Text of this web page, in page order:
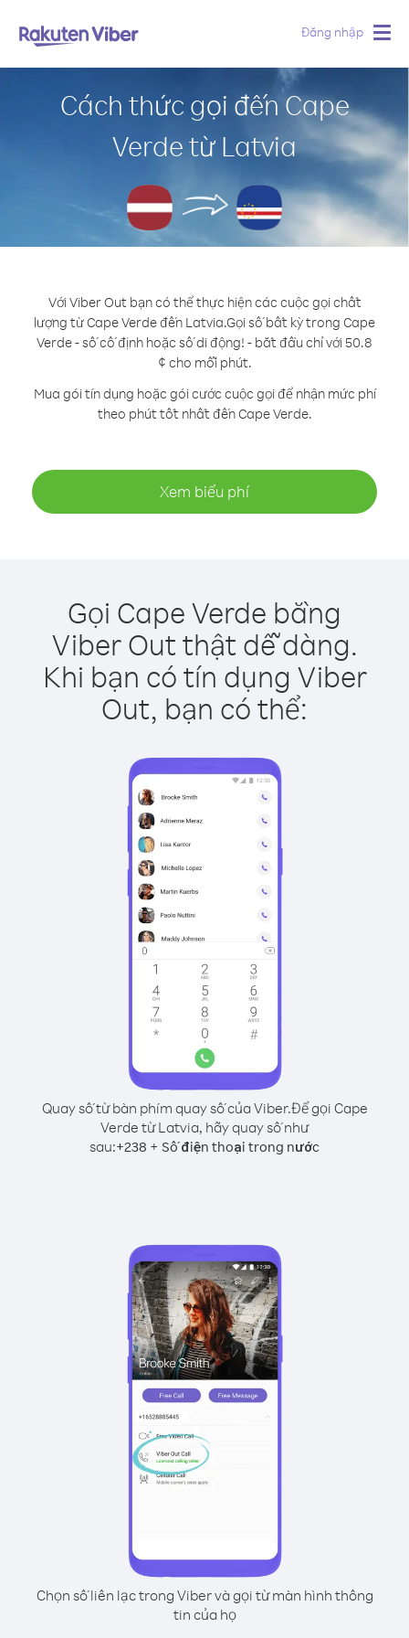
Đăng nhập
Cách thức gọi đến Cape
Verde từ Latvia
Với Viber Out bạn có thể thực hiện các cuộc gọi chất
lượng từ Cape Verde đến Latvia.Gọi số bất kỳ trong Cape
Verde - số cố định hoặc số di động! - bắt đầu chỉ với 50.8
¢ cho mỗi phút.
Mua gói tín dụng hoặc gói cước cuộc gọi để nhận mức phí
theo phút tốt nhất đến Cape Verde.
Xem biểu phí
Gọi Cape Verde bằng
Viber Out thật dễ dàng.
Khi bạn có tín dụng Viber
Out, bạn có thể:
Quay số từ bàn phím quay số của Viber.Để gọi Cape
Verde từ Latvia, hãy quay số như
sau:+238 + Số điện thoại trong nước
Chọn số liên lạc trong Viber và gọi từ màn hình thông
tin của họ